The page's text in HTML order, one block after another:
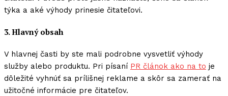
týka a aké výhody prinesie čitateľovi.
3. Hlavný obsah
V hlavnej časti by ste mali podrobne vysvetliť výhody
služby alebo produktu. Pri písaní PR článok ako na to je
dôležité vyhnúť sa prílišnej reklame a skôr sa zamerať na
užitočné informácie pre čitateľov.